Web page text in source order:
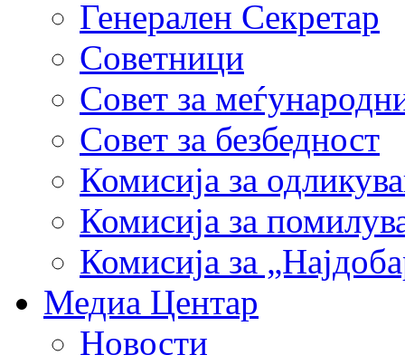
Генерален Секретар
Советници
Совет за
Совет за безбедност
Комисија за
Комисија за
Комисија за
Медиа Центар
Новости